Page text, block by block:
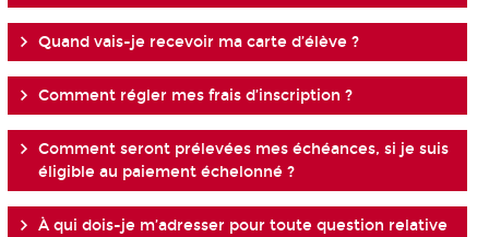
Quand vais-je recevoir ma carte d’élève ?
Comment régler mes frais d’inscription ?
Comment seront prélevées mes échéances, si je suis
éligible au paiement échelonné ?
À qui dois-je m’adresser pour toute question relative